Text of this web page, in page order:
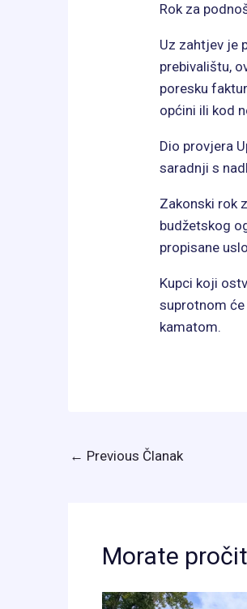
Rok za
Uz zahtjev je
prebivalištu,
poresku
općini ili kod
Dio provjera
saradnji s
Zakonski rok
budžetskog
propisane
Kupci koji
suprotnom
kamatom.
← Previous Članak
Morate